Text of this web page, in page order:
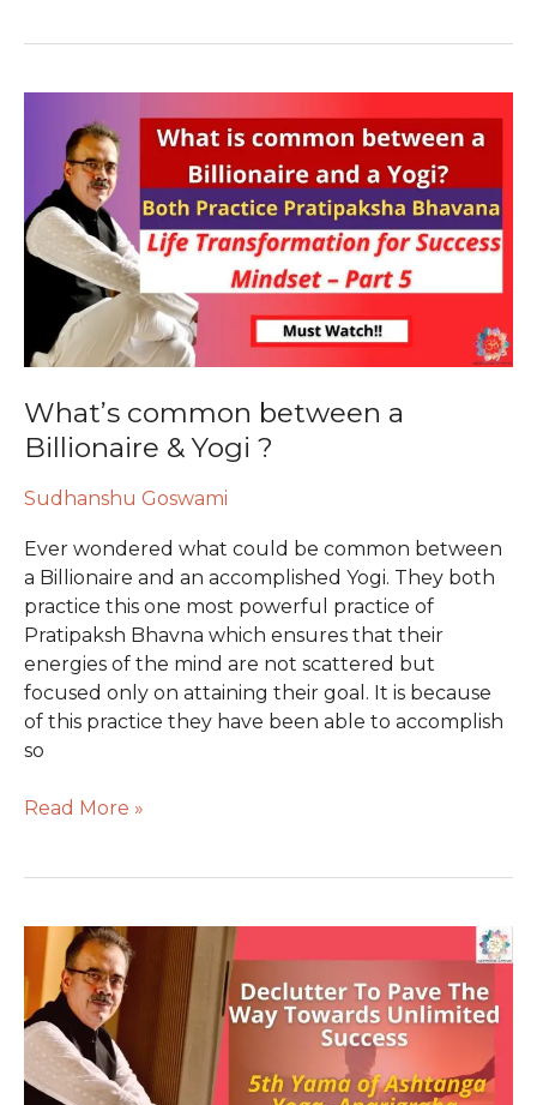
What’s common between a
Billionaire & Yogi ?
Sudhanshu Goswami
Ever wondered what could be common between
a Billionaire and an accomplished Yogi. They both
practice this one most powerful practice of
Pratipaksh Bhavna which ensures that their
energies of the mind are not scattered but
focused only on attaining their goal. It is because
of this practice they have been able to accomplish
so
common
between
Billionaire
&
Read More »
Aparigraha-
Declutter
For
Unlimited
Success